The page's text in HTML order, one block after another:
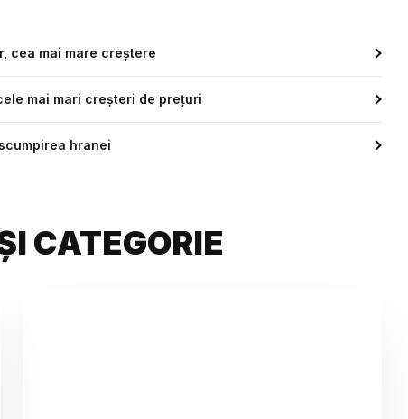
cea mai mare creștere
mai mari creșteri de prețuri
hranei
CATEGORIE